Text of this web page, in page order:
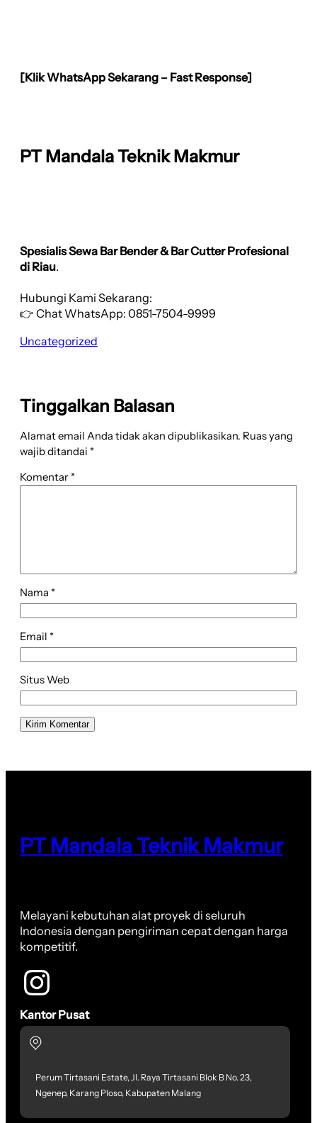
[Klik WhatsApp Sekarang – Fast Response]
PT Mandala Teknik Makmur
Spesialis Sewa Bar Bender & Bar Cutter Profesional
di Riau.
Hubungi Kami Sekarang:
👉 Chat WhatsApp: 0851-7504-9999
Uncategorized
Tinggalkan Balasan
Alamat email Anda tidak akan dipublikasikan. Ruas yang
wajib ditandai *
Komentar *
Nama *
Email *
Situs Web
PT Mandala Teknik Makmur
Melayani kebutuhan alat proyek di seluruh
Indonesia dengan pengiriman cepat dengan harga
kompetitif.
Kantor Pusat
Perum Tirtasani Estate, Jl. Raya Tirtasani Blok B No. 23,
Ngenep, Karang Ploso, Kabupaten Malang